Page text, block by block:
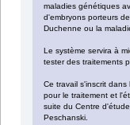
maladies génétiques
d'embryons porteurs
Duchenne ou la
Le système servira à
tester des traitements
Ce travail s'inscrit
pour le traitement et
suite du Centre
Peschanski.